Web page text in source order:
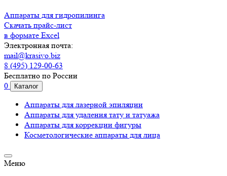
Аппараты для гидропилинга
Скачать прайс-лист
в формате Excel
Электронная почта:
mail@krasivo.biz
8 (495) 129-00-63
Бесплатно по России
0
Каталог
Аппараты для лазерной эпиляции
Аппараты для удаления тату и татуажа
Аппараты для коррекции фигуры
Косметологические аппараты для лица
Меню